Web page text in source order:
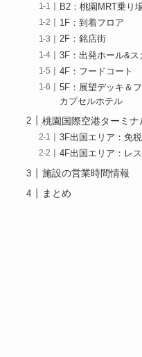
B2：桃園MRT乗り
1F：到着フロア
2F：銘店街
3F：出発ホール&
4F：フードコート
5F：展望デッキ＆
カプセルホテル
桃園国際空港ターミナ
3F出国エリア：免
4F出国エリア：レ
施設の営業時間情報
まとめ